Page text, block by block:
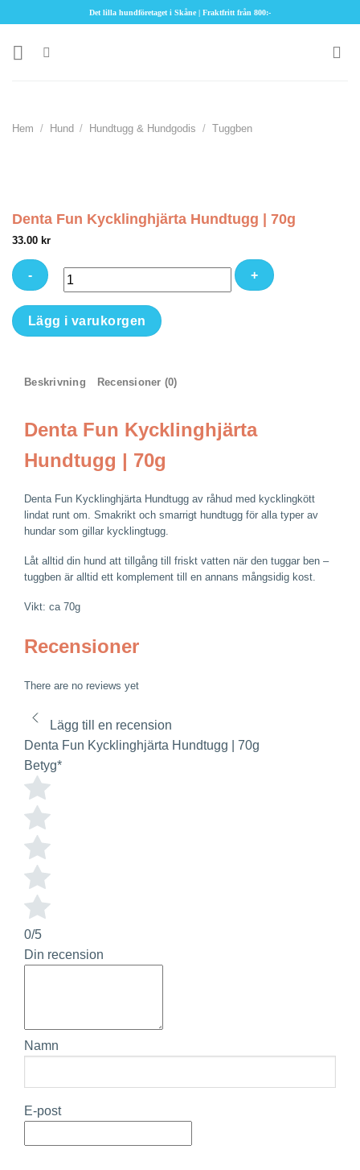
content
Det lilla hundföretaget i Skåne | Fraktfritt från 800:-
Hem / Hund / Hundtugg & Hundgodis / Tuggben
Denta Fun Kycklinghjärta Hundtugg | 70g
33.00 kr
Denta
Fun
mängd
Lägg i varukorgen
Beskrivning Recensioner (0)
Denta Fun Kycklinghjärta
Hundtugg | 70g
Denta Fun Kycklinghjärta Hundtugg av råhud med kycklingkött
lindat runt om. Smakrikt och smarrigt hundtugg för alla typer av
hundar som gillar kycklingtugg.
Låt alltid din hund att tillgång till friskt vatten när den tuggar ben –
tuggben är alltid ett komplement till en annans mångsidig kost.
Vikt: ca 70g
Recensioner
There are no reviews yet
Lägg till en recension
Denta Fun Kycklinghjärta Hundtugg | 70g
Betyg*
0/5
Din recension
Namn
E-post